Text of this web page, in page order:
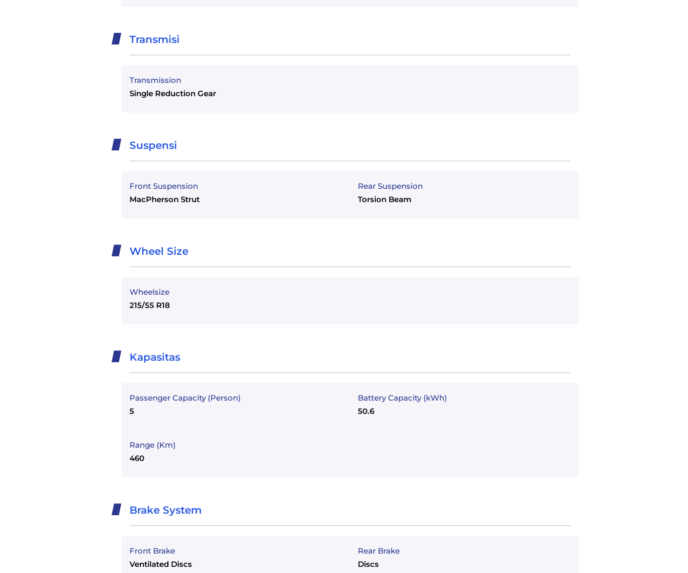
Transmisi
Transmission
Single Reduction Gear
Suspensi
Front Suspension
MacPherson Strut
Rear Suspension
Torsion Beam
Wheel Size
Wheelsize
215/55 R18
Kapasitas
Passenger Capacity (Person)
5
Battery Capacity (kWh)
50.6
Range (Km)
460
Brake System
Front Brake
Ventilated Discs
Rear Brake
Discs